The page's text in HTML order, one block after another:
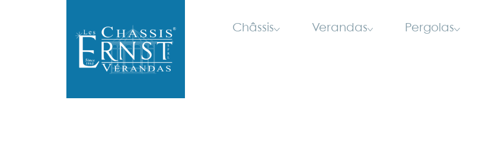
Châssis Verandas Pergolas